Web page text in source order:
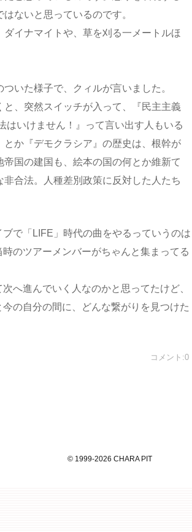
ないと思っているのです。
イナマイトや、草を刈る一メートルほ
いた様子で、クィルが言いました。
と、突然スイッチが入って、『民主主義
はいけません！』って言い出す人もいる
か『デモクラシア』の歴史は、根幹が
国の建国も、絵本の国の何とか維新て
合法。人種差別政策に反対した人たち
で「LIFE」時代の曲をやるっていうのは
のツアーメンバーがちゃんと集まってる
へ進んでいく人なのかと思ってたけど、
の自分の間に、どんな繋がりを見つけた
コメント:0
© 1999-2026 CHARA PIT